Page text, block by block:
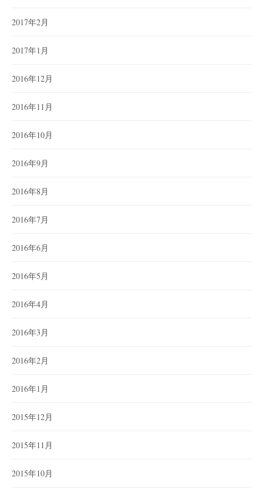
2017年2月
2017年1月
2016年12月
2016年11月
2016年10月
2016年9月
2016年8月
2016年7月
2016年6月
2016年5月
2016年4月
2016年3月
2016年2月
2016年1月
2015年12月
2015年11月
2015年10月